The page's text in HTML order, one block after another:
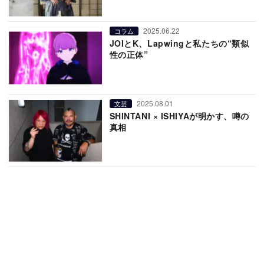
コラム 2025.06.22
JOIとK、Lapwingと私たちの“類似
性の正体”
文芸 2025.08.01
SHINTANI × ISHIYAが明かす、噂の
真相